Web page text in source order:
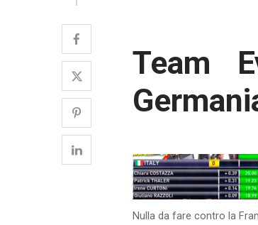
Team
Nulla da fare contro la